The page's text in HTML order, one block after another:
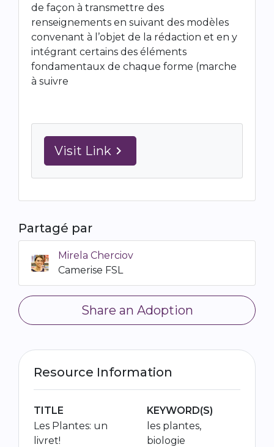
de façon à transmettre des
renseignements en suivant des modèles
convenant à l’objet de la rédaction et en y
intégrant certains des éléments
fondamentaux de chaque forme (marche
à suivre
Visit Link navigate_next
Partagé par
Mirela Cherciov
Camerise FSL
Share an Adoption
Resource Information
TITLE
Les Plantes: un
livret!
KEYWORD(S)
les plantes,
biologie